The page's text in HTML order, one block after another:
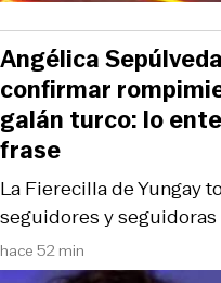
hace 52 min
La Fierecilla de Yungay
seguidores y
Angélica
confirmar
galán turco: lo
frase